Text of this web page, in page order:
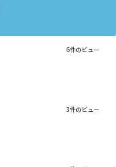
6件のビュー
3件のビュー